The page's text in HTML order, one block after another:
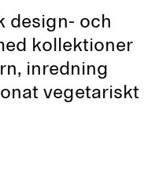
design- och
kollektioner
inredning
vegetariskt